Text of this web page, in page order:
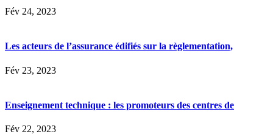
Fév 24, 2023
Les acteurs de l’assurance édifiés sur la règlementation,
Fév 23, 2023
Enseignement technique : les promoteurs des centres de
Fév 22, 2023